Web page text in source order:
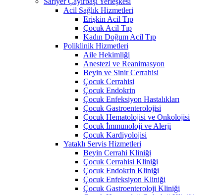
Acil Sağlık Hizmetleri
Erişkin Acil Tıp
Çocuk Acil Tıp
Kadın Doğum Acil Tıp
Poliklinik Hizmetleri
Aile Hekimliği
Anestezi ve Reanimasyon
Beyin ve Sinir Cerrahisi
Çocuk Cerrahisi
Çocuk Endokrin
Çocuk Enfeksiyon Hastalıkları
Çocuk Gastroenterolojisi
Çocuk Hematolojisi ve Onkolojisi
Çocuk İmmunoloji ve Alerji
Çocuk Kardiyolojisi
Yataklı Servis Hizmetleri
Beyin Cerrahi Kliniği
Çocuk Cerrahisi Kliniği
Çocuk Endokrin Kliniği
Çocuk Enfeksiyon Kliniği
Çocuk Gastroenteroloji Kliniği